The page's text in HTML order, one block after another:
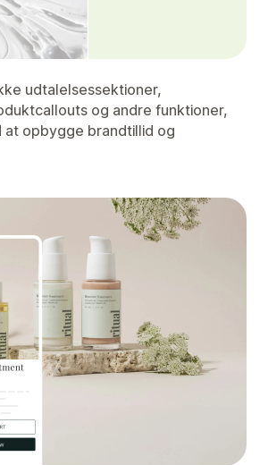
udtalelsessektioner,
og andre funktioner,
opbygge brandtillid og